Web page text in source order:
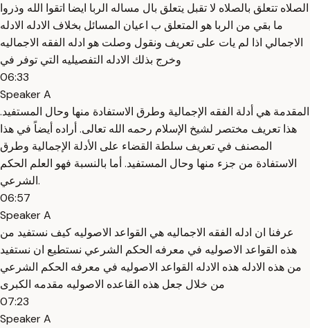
الصلاه تتعلق بالصلاه لا تقبل يتعلق بال مساله الربا ايضا اتقوا الله وذروا
ما بقي من الربا هو المتعلق ب اعيان المسائل بخلاف الادله الادله
الاجمالي اذا لم يات على تعريف ونقول وصلت هو ادله الفقه الاجماليه
وخرج بذلك الادله التفصيليه التي توفر في
06:33
Speaker A
المقدمة هي أدلة الفقه الإجمالية وطرق الاستفادة منها وحال المستفيد.
هذا تعريف مختصر لشيخ الإسلام رحمه الله تعالى. أراده أيضاً في هذا
المصنف في تعريف سلطة القضاء على الأدلة الإجمالية وطرق
الاستفادة من جزء منها وحال المستفيد. أما بالنسبة فهو العلم الحكم
الشرعي.
06:57
Speaker A
عرفنا ان ادله الفقه الاجماليه هي القواعد الاصوليه كيف نستفيد من
هذه القواعد الاصوليه في معرفه الحكم الشرعي نستطيع ان نستفيد
من هذه الادله هذه الادله القواعد الاصوليه في معرفه الحكم الشرعي
من خلال جعل هذه القاعده الاصوليه مقدمه الكبرى
07:23
Speaker A